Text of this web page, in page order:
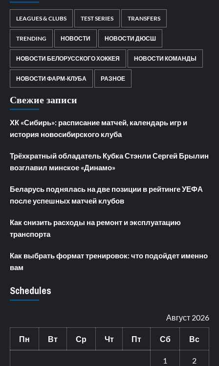
LEAGUES & CLUBS TEST SERIES TRANSFERS
TRENDING НОВОСТИ НОВОСТИ ДЮСШ
НОВОСТИ БЕЛОРУССКОГО ХОККЕЯ НОВОСТИ КОМАНДЫ
НОВОСТИ ФАРМ-КЛУБА РАЗНОЕ
Свежие записи
ХК «Сибирь»: расписание матчей, календарь игр и
история новосибирского клуба
Трёхкратный обладатель Кубка Стэнли Сергей Брылин
возглавил минское «Динамо»
Беларусь поднялась на две позиции в рейтинге УЕФА
после успешных матчей клубов
Как снизить расходы на ремонт и эксплуатацию
транспорта
Как выбрать формат тренировок: что подойдет именно
вам
Schedules
Август 2026
Пн Вт Ср Чт Пт Сб Вс
1 2